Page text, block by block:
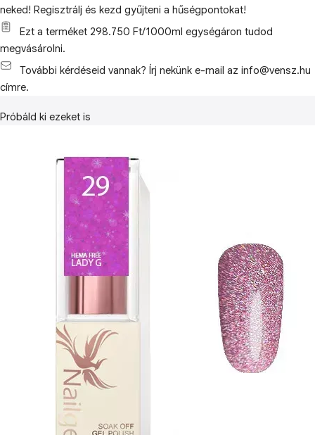
neked! Regisztrálj és kezd gyűjteni a hűségpontokat!
Ezt a terméket 298.750 Ft/1000ml egységáron tudod
megvásárolni.
További kérdéseid vannak? Írj nekünk e-mail az info@vensz.hu
címre.
Próbáld ki ezeket is